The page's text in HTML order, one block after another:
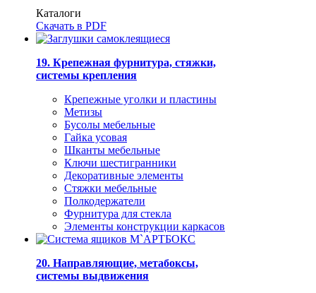
Каталоги
Скачать в PDF
19. Крепежная фурнитура, стяжки,
системы крепления
Крепежные уголки и пластины
Метизы
Бусолы мебельные
Гайка усовая
Шканты мебельные
Ключи шестигранники
Декоративные элементы
Стяжки мебельные
Полкодержатели
Фурнитура для стекла
Элементы конструкции каркасов
20. Направляющие, метабоксы,
системы выдвижения